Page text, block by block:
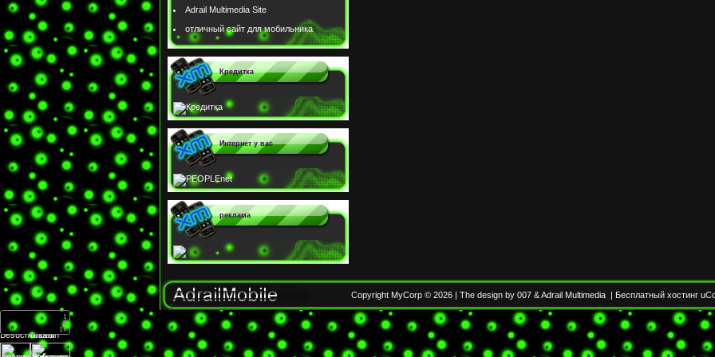
Adrail Multimedia Site
отличный сайт для мобильника
Кредитка
Интернет у вас
реклама
Copyright MyCorp © 2026 | The design by 007 &Adrail Multimedia | Бесплатный хостинг